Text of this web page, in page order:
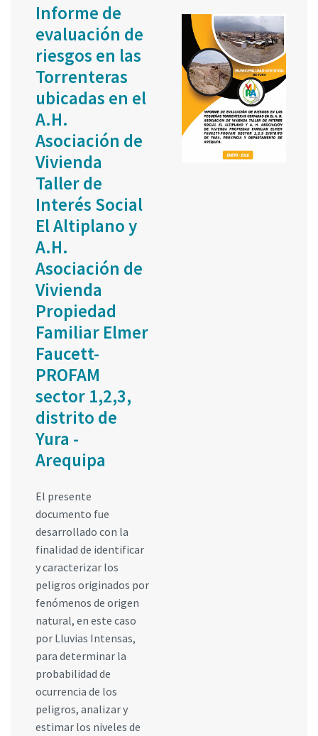
Informe de
evaluación de
riesgos en las
Torrenteras
ubicadas en el
A.H.
Asociación de
Vivienda
Taller de
Interés Social
El Altiplano y
A.H.
Asociación de
Vivienda
Propiedad
Familiar Elmer
Faucett-
PROFAM
sector 1,2,3,
distrito de
Yura -
Arequipa
El presente
documento fue
desarrollado con la
finalidad de identificar
y caracterizar los
peligros originados por
fenómenos de origen
natural, en este caso
por Lluvias Intensas,
para determinar la
probabilidad de
ocurrencia de los
peligros, analizar y
estimar los niveles de